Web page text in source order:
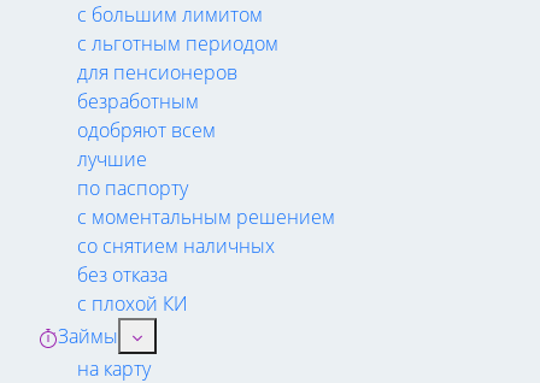
с большим лимитом
с льготным периодом
для пенсионеров
безработным
одобряют всем
лучшие
по паспорту
с моментальным решением
со снятием наличных
без отказа
с плохой КИ
Займы
на карту